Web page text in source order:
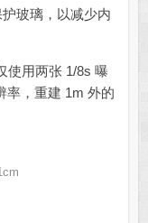
玻璃，以减少内
用两张 1/8s 曝
率，重建 1m 外的